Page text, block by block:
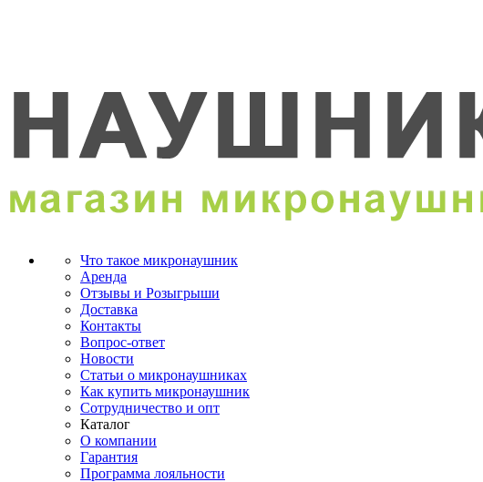
Что такое микронаушник
Аренда
Отзывы и Розыгрыши
Доставка
Контакты
Вопрос-ответ
Новости
Статьи о микронаушниках
Как купить микронаушник
Сотрудничество и опт
Каталог
О компании
Гарантия
Программа лояльности